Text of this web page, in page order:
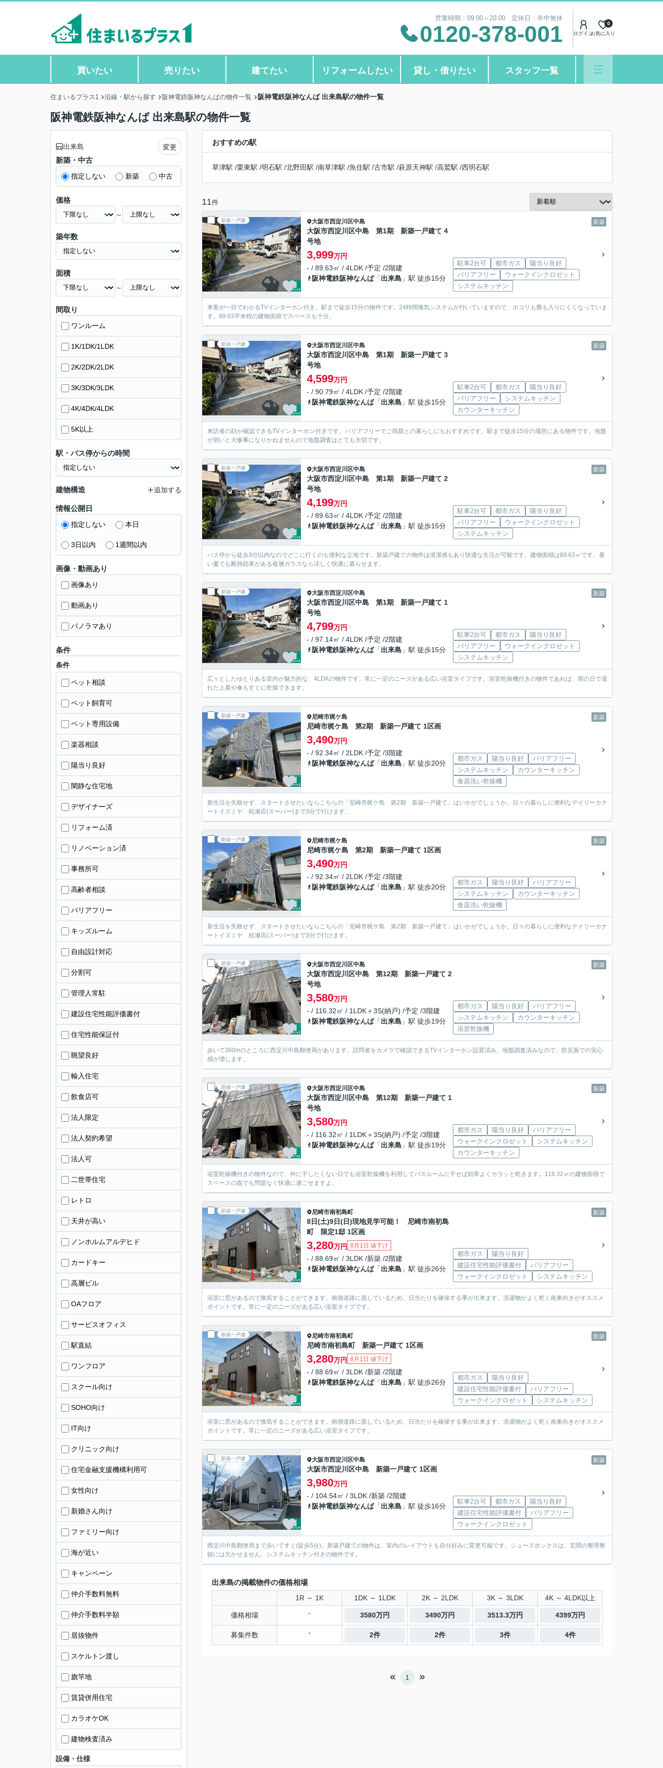
営業時間：09:00～20:00 定休日：年中無休
0120-378-001 ログインお気に入り
0
買いたい 売りたい 建てたい リフォームしたい 貸し・借りたい スタッフ一覧
住まいるプラス1 沿線・駅から探す 阪神電鉄阪神なんばの物件一覧 阪神電鉄阪神なんば 出来島駅の物件一覧
阪神電鉄阪神なんば 出来島駅の物件一覧
おすすめの駅
草津駅 /栗東駅 /明石駅 /北野田駅 /南草津駅 /魚住駅 /古市駅 /萩原天神駅 /高鷲駅 /西明石駅
11件
新築一戸建 新築
大阪市西淀川区中島
大阪市西淀川区中島 第1期 新築一戸建て 4
号地
3,999万円
- / 89.63㎡ / 4LDK /予定 /2階建
阪神電鉄阪神なんば「出来島 」駅 徒歩15分
駐車2台可 都市ガス
陽当り良好
バリアフリー
ウォークインクロゼット
システムキッチン
来客が一目でわかるTVインターホン付き。駅まで徒歩15分の物件です。24時間換気システムが付いていますので、ホコリも塵も入りにくくなっていま
す。89.63平米程の建物面積でスペースも十分。
新築一戸建 新築
大阪市西淀川区中島
大阪市西淀川区中島 第1期 新築一戸建て 3
号地
4,599万円
- / 90.79㎡ / 4LDK /予定 /2階建
阪神電鉄阪神なんば「出来島 」駅 徒歩15分
駐車2台可 都市ガス
陽当り良好
バリアフリー
システムキッチン
カウンターキッチン
来訪者の顔が確認できるTVインターホン付きです。バリアフリーでご両親との暮らしにもおすすめです。駅まで徒歩15分の場所にある物件です。地盤
が弱いと大惨事になりかねませんので地盤調査はとても大切です。
新築一戸建 新築
大阪市西淀川区中島
大阪市西淀川区中島 第1期 新築一戸建て 2
号地
4,199万円
- / 89.63㎡ / 4LDK /予定 /2階建
阪神電鉄阪神なんば「出来島 」駅 徒歩15分
駐車2台可 都市ガス
陽当り良好
バリアフリー
ウォークインクロゼット
システムキッチン
バス停から徒歩3分以内なのでどこに行くのも便利な立地です。新築戸建ての物件は清潔感もあり快適な生活が可能です。建物面積は89.63㎡です。暑
い夏でも断熱効果がある複層ガラスなら涼しく快適に暮らせます。
新築一戸建 新築
大阪市西淀川区中島
大阪市西淀川区中島 第1期 新築一戸建て 1
号地
4,799万円
- / 97.14㎡ / 4LDK /予定 /2階建
阪神電鉄阪神なんば「出来島 」駅 徒歩15分
駐車2台可 都市ガス
陽当り良好
バリアフリー
ウォークインクロゼット
システムキッチン
広々としたゆとりある室内が魅力的な、4LDKの物件です。常に一定のニーズがある広い浴室タイプです。浴室乾燥機付きの物件であれば、雨の日で濡
れた上着や傘もすぐに乾燥できます。
新築一戸建 新築
尼崎市梶ケ島
尼崎市梶ケ島 第2期 新築一戸建て 1区画
3,490万円
- / 92.34㎡ / 2LDK /予定 /3階建
阪神電鉄阪神なんば「出来島 」駅 徒歩20分
都市ガス 陽当り良好
バリアフリー
システムキッチン
カウンターキッチン
食器洗い乾燥機
新生活を失敗せず、スタートさせたいならこちらの「尼崎市梶ケ島 第2期 新築一戸建て」はいかがでしょうか。日々の暮らしに便利なデイリーカナ
ートイズミヤ 杭瀬店(スーパー)まで3分で行けます。
新築一戸建 新築
尼崎市梶ケ島
尼崎市梶ケ島 第2期 新築一戸建て 1区画
3,490万円
- / 92.34㎡ / 2LDK /予定 /3階建
阪神電鉄阪神なんば「出来島 」駅 徒歩20分
都市ガス 陽当り良好
バリアフリー
システムキッチン
カウンターキッチン
食器洗い乾燥機
新生活を失敗せず、スタートさせたいならこちらの「尼崎市梶ケ島 第2期 新築一戸建て」はいかがでしょうか。日々の暮らしに便利なデイリーカナ
ートイズミヤ 杭瀬店(スーパー)まで3分で行けます。
新築一戸建 新築
大阪市西淀川区中島
大阪市西淀川区中島 第12期 新築一戸建て 2
号地
3,580万円
- / 116.32㎡ / 1LDK＋3S(納戸) /予定 /3階建
阪神電鉄阪神なんば「出来島 」駅 徒歩19分
都市ガス 陽当り良好
バリアフリー
システムキッチン
カウンターキッチン
浴室乾燥機
歩いて360mのところに西淀川中島郵便局があります。訪問者をカメラで確認できるTVインターホン設置済み。地盤調査済みなので、防災面での安心
感が増します。
新築一戸建 新築
大阪市西淀川区中島
大阪市西淀川区中島 第12期 新築一戸建て 1
号地
3,580万円
- / 116.32㎡ / 1LDK＋3S(納戸) /予定 /3階建
阪神電鉄阪神なんば「出来島 」駅 徒歩19分
都市ガス 陽当り良好
バリアフリー
ウォークインクロゼット
システムキッチン
カウンターキッチン
浴室乾燥機付きの物件なので、外に干したくない日でも浴室乾燥機を利用してバスルームに干せば効率よくカラッと乾きます。116.32㎡の建物面積で
スペースの面でも問題なく快適に過ごせますよ。
新築一戸建 新築
尼崎市南初島町
8日(土)9日(日)現地見学可能！ 尼崎市南初島
町 限定1邸 1区画
3,280万円 8月1日 値下げ
- / 88.69㎡ / 3LDK /新築 /2階建
阪神電鉄阪神なんば「出来島 」駅 徒歩26分
都市ガス
陽当り良好
建設住宅性能評価書付
バリアフリー
ウォークインクロゼット
システムキッチン
浴室に窓があるので換気することができます。南側道路に面しているため、日当たりを確保する事が出来ます。洗濯物がよく乾く南東向きがオススメ
ポイントです。常に一定のニーズがある広い浴室タイプです。
新築一戸建 新築
尼崎市南初島町
尼崎市南初島町 新築一戸建て 1区画
3,280万円 8月1日 値下げ
- / 88.69㎡ / 3LDK /新築 /2階建
阪神電鉄阪神なんば「出来島 」駅 徒歩26分
都市ガス
陽当り良好
建設住宅性能評価書付
バリアフリー
ウォークインクロゼット
システムキッチン
浴室に窓があるので換気することができます。南側道路に面しているため、日当たりを確保する事が出来ます。洗濯物がよく乾く南東向きがオススメ
ポイントです。常に一定のニーズがある広い浴室タイプです。
新築一戸建 新築
大阪市西淀川区中島
大阪市西淀川区中島 新築一戸建て 1区画
3,980万円
- / 104.54㎡ / 3LDK /新築 /2階建
阪神電鉄阪神なんば「出来島 」駅 徒歩16分
駐車2台可 都市ガス
陽当り良好
建設住宅性能評価書付
バリアフリー
ウォークインクロゼット
西淀川中島郵便局まで歩いてすぐ(徒歩5分)。新築戸建ての物件は、室内のレイアウトも自分好みに変更可能です。シューズボックスは、玄関の整理整
頓には欠かせません。システムキッチン付きの物件です。
出来島の掲載物件の価格相場
1R ～ 1K 1DK ～ 1LDK 2K ～ 2LDK 3K ～ 3LDK 4K ～ 4LDK以上
価格相場 - 3580万円 3490万円 3513.3万円 4399万円
募集件数 - 2件 2件 3件 4件
1
出来島 変更
新築・中古
指定しない 新築 中古
価格
～
築年数
面積
～
間取り
ワンルーム
1K/1DK/1LDK
2K/2DK/2LDK
3K/3DK/3LDK
4K/4DK/4LDK
5K以上
駅・バス停からの時間
建物構造 追加する
情報公開日
指定しない 本日
3日以内 1週間以内
画像・動画あり
画像あり
動画あり
パノラマあり
条件
条件
ペット相談
ペット飼育可
ペット専用設備
楽器相談
陽当り良好
閑静な住宅地
デザイナーズ
リフォーム済
リノベーション済
事務所可
高齢者相談
バリアフリー
キッズルーム
自由設計対応
分割可
管理人常駐
建設住宅性能評価書付
住宅性能保証付
眺望良好
輸入住宅
飲食店可
法人限定
法人契約希望
法人可
二世帯住宅
レトロ
天井が高い
ノンホルムアルデヒド
カードキー
高層ビル
OAフロア
サービスオフィス
駅直結
ワンフロア
スクール向け
SOHO向け
IT向け
クリニック向け
住宅金融支援機構利用可
女性向け
新婚さん向け
ファミリー向け
海が近い
キャンペーン
仲介手数料無料
仲介手数料半額
居抜物件
スケルトン渡し
旗竿地
賃貸併用住宅
カラオケOK
建物検査済み
設備・仕様